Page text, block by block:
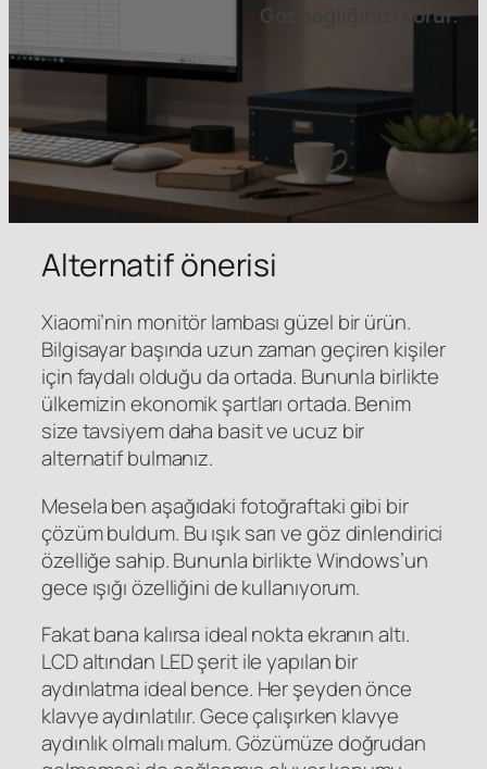
Göz sağlığınızı korur.
Alternatif önerisi
Xiaomi’nin monitör lambası güzel bir ürün.
Bilgisayar başında uzun zaman geçiren kişiler
için faydalı olduğu da ortada. Bununla birlikte
ülkemizin ekonomik şartları ortada. Benim
size tavsiyem daha basit ve ucuz bir
alternatif bulmanız.
Mesela ben aşağıdaki fotoğraftaki gibi bir
çözüm buldum. Bu ışık sarı ve göz dinlendirici
özelliğe sahip. Bununla birlikte Windows’un
gece ışığı özelliğini de kullanıyorum.
Fakat bana kalırsa ideal nokta ekranın altı.
LCD altından LED şerit ile yapılan bir
aydınlatma ideal bence. Her şeyden önce
klavye aydınlatılır. Gece çalışırken klavye
aydınlık olmalı malum. Gözümüze doğrudan